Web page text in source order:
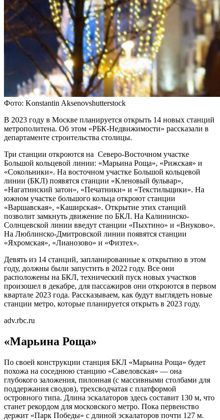
Фото: Konstantin Aksenovshutterstock
В 2023 году в Москве планируется открыть 14 новых станций
метрополитена. Об этом «РБК-Недвижимости» рассказали в
департаменте строительства столицы.
Три станции откроются на ­ Северо-Восточном участке
Большой кольцевой линии: «Марьина Роща», «Рижская» и
«Сокольники». На восточном участке Большой кольцевой
линии (БКЛ) появятся станции «Кленовый бульвар»,
«Нагатинский затон», «Печатники» и «Текстильщики». На
южном участке большого кольца откроют станции
«Варшавская», «Каширская». Открытие этих станций
позволит замкнуть движение по БКЛ. На Калининско-
Солнцевской линии введут станции «Пыхтино» и «Внуково».
На Люблинско-Дмитровской линии появятся станции
«Яхромская», «Лианозово» и «Физтех».
Девять из 14 станций, запланированные к открытию в этом
году, должны были запустить в 2022 году. Все они
расположены на БКЛ, технический пуск новых участков
произошел в декабре, для пассажиров они откроются в первом
квартале 2023 года. Рассказываем, как будут выглядеть новые
станции метро, которые планируется открыть в 2023 году.
adv.rbc.ru
«Марьина Роща»
По своей конструкции станция БКЛ «Марьина Роща» будет
похожа на соседнюю станцию «Савеловская» — она
глубокого заложения, пилонная (с массивными столбами для
поддержания сводов), трехсводчатая с платформой
островного типа. Длина эскалаторов здесь составит 130 м, что
станет рекордом для московского метро. Пока первенство
держит «Парк Победы» с длиной эскалаторов почти 127 м.